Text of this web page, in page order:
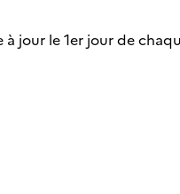
jour le 1er jour de